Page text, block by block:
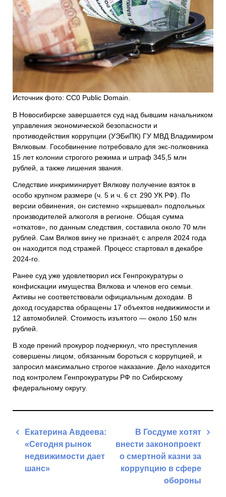
Источник фото: СС0 Public Domain.
В Новосибирске завершается суд над бывшим начальником
управления экономической безопасности и
противодействия коррупции (УЭБиПК) ГУ МВД Владимиром
Вялковым. Гособвинение потребовало для экс-полковника
15 лет колонии строгого режима и штраф 345,5 млн
рублей, а также лишения звания.
Следствие инкриминирует Вялкову получение взяток в
особо крупном размере (ч. 5 и ч. 6 ст. 290 УК РФ). По
версии обвинения, он системно «крышевал» подпольных
производителей алкоголя в регионе. Общая сумма
«откатов», по данным следствия, составила около 70 млн
рублей. Сам Вялков вину не признаёт, с апреля 2024 года
он находится под стражей. Процесс стартовал в декабре
2024-го.
Ранее суд уже удовлетворил иск Генпрокуратуры о
конфискации имущества Вялкова и членов его семьи.
Активы не соответствовали официальным доходам. В
доход государства обращены 17 объектов недвижимости и
12 автомобилей. Стоимость изъятого — около 150 млн
рублей.
В ходе прений прокурор подчеркнул, что преступления
совершены лицом, обязанным бороться с коррупцией, и
запросил максимально строгое наказание. Дело находится
под контролем Генпрокуратуры РФ по Сибирскому
федеральному округу.
Post
navigation
Екатерина Авдеева:
«Сегодня рынок
недвижимости дает
шанс»
В Госдуме хотят
внести законопроект
о смертной казни за
коррупцию в сфере
обороны